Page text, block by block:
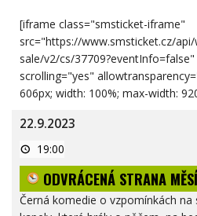
[iframe class="smsticket-iframe"
src="https://www.smsticket.cz/
sale/v2/cs/
scrolling="yes"
606px; width: 100%; max-width:
22.9.2023
ODVRÁCENÁ
STRANA
MĚSÍCE
19:00
ODVRÁCENÁ STRANA
Černá komedie o vzpomínkách